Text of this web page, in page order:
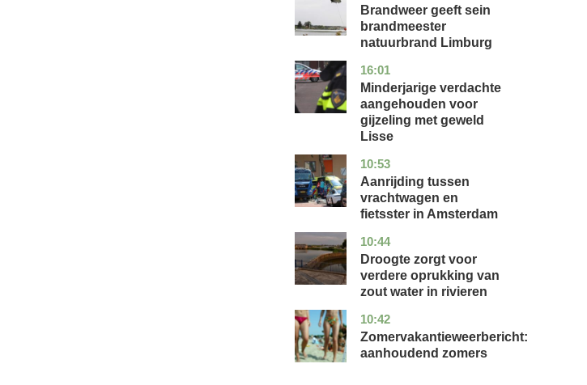
Brandweer geeft sein
brandmeester
natuurbrand Limburg
16:01
zuid-
holland
nieuws
Minderjarige verdachte
aangehouden voor
gijzeling met geweld
Lisse
10:53
noord-
holland
nieuws
Aanrijding tussen
vrachtwagen en
fietsster in Amsterdam
10:44
gelderland
nieuws
Droogte zorgt voor
verdere oprukking van
zout water in rivieren
10:42
utrecht
nieuws
Zomervakantieweerbericht:
aanhoudend zomers